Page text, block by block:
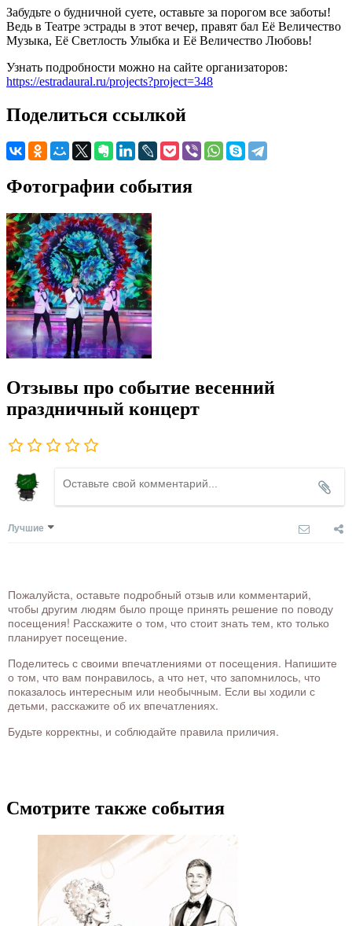
Забудьте о будничной суете, оставьте за порогом все заботы!
Ведь в Театре эстрады в этот вечер, правят бал Её Величество
Музыка, Её Светлость Улыбка и Её Величество Любовь!
Узнать подробности можно на сайте организаторов:
https://estradaural.ru/projects?project=348
Поделиться ссылкой
Фотографии события
Отзывы про событие весенний
праздничный концерт
Лучшие
Пожалуйста, оставьте подробный отзыв или комментарий,
чтобы другим людям было проще принять решение по поводу
посещения! Расскажите о том, что стоит знать тем, кто только
планирует посещение.
Поделитесь с своими впечатлениями от посещения. Напишите
о том, что вам понравилось, а что нет, что запомнилось, что
показалось интересным или необычным. Если вы ходили с
детьми, расскажите об их впечатлениях.
Будьте корректны, и соблюдайте правила приличия.
Смотрите также события